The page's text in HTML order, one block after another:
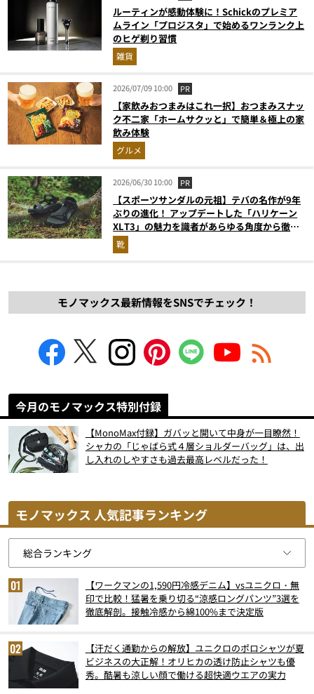
ルーティンが感動体験に！Schickのプレミア
ムライン「プロジスタ」で始めるワンランク上
のヒゲ剃り習慣
雑貨
2026/07/09 10:00 PR
【家飲みおつまみはこれ一択】おつまみスナッ
ク不二家「ホームサクッと」で簡単＆極上の家
飲み体験
グルメ
2026/06/30 10:00 PR
【スポーツサンダルの元祖】テバの名作が9年
ぶりの進化！ アップデートした「ハリケーン
XLT3」の魅力を識者があらゆる角度から徹底
解説！
靴
モノマックス最新情報をSNSでチェック！
今月のモノマックス特別付録
【MonoMax付録】ガバッと開いて中身が一目瞭然！
シャカの「じゃばら式４層ショルダーバッグ」は、出
し入れのしやすさも過去最高レベルだった！
モノマックス 人気記事ランキング
【ワークマンの1,590円冷感デニム】vsユニクロ・無
印で比較！猛暑を乗り切る“涼感ロングパンツ”3選を
徹底解剖。接触冷感から綿100%まで決定版
【汗だく通勤からの解放】ユニクロのポロシャツが夏
ビジネスの大正解！オリヒカの透け防止シャツも優
秀。酷暑も涼しい顔で働ける超快適ウエアの実力